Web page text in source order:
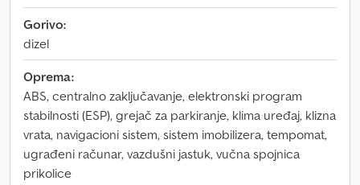
Gorivo:
dizel
Oprema:
ABS, centralno zaključavanje, elektronski program
stabilnosti (ESP), grejač za parkiranje, klima uređaj, klizna
vrata, navigacioni sistem, sistem imobilizera, tempomat,
ugrađeni računar, vazdušni jastuk, vučna spojnica
prikolice